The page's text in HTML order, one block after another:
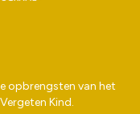
opbrengsten van het
Kind.